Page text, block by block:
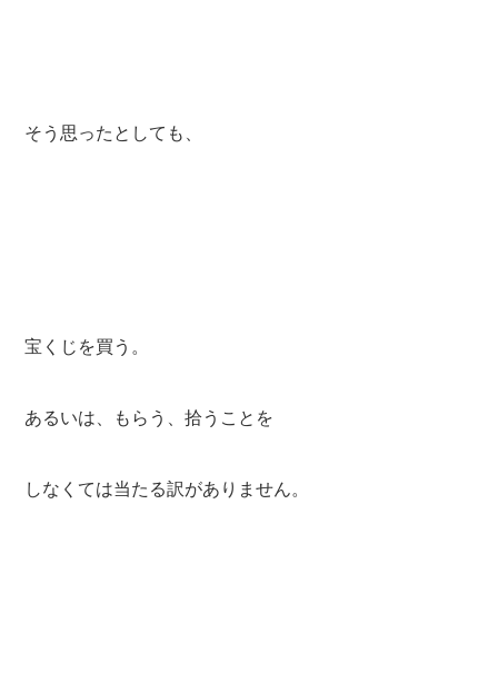
そう思ったとしても、
宝くじを買う。
あるいは、もらう、拾うことを
しなくては当たる訳がありません。